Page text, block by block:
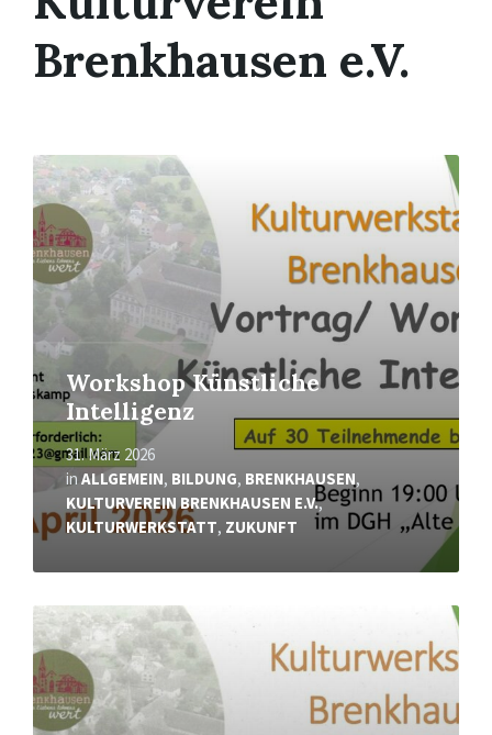
Brenkhausen e.V.
Workshop Künstliche
Intelligenz
31. März 2026
in ALLGEMEIN, BILDUNG, BRENKHAUSEN,
KULTURVEREIN BRENKHAUSEN E.V.,
KULTURWERKSTATT, ZUKUNFT
Read
More
Read
More